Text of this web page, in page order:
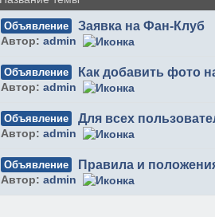
Объявление Заявка на Фан-Клуб
Автор: admin
Объявление Как добавить фото
Автор: admin
Объявление Для всех
Автор: admin
Объявление Правила и
Автор: admin